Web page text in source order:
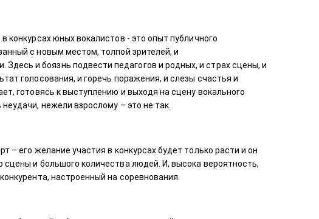
конкурсах юных вокалистов - это опыт публичного
с новым местом, толпой зрителей, и
и боязнь подвести педагогов и родных, и страх сцены, и
голосования, и горечь поражения, и слезы счастья и
готовясь к выступлению и выходя на сцену вокального
нежели взрослому – это не так.
– его желание участия в конкурсах будет только расти и он
сцены и большого количества людей. И, высока вероятность,
настроенный на соревнования.